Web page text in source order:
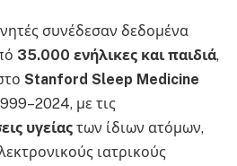
συνέδεσαν δεδομένα
35.000 ενήλικες και παιδιά,
Stanford Sleep Medicine
με τις
υγείας των ίδιων ατόμων,
ιατρικούς